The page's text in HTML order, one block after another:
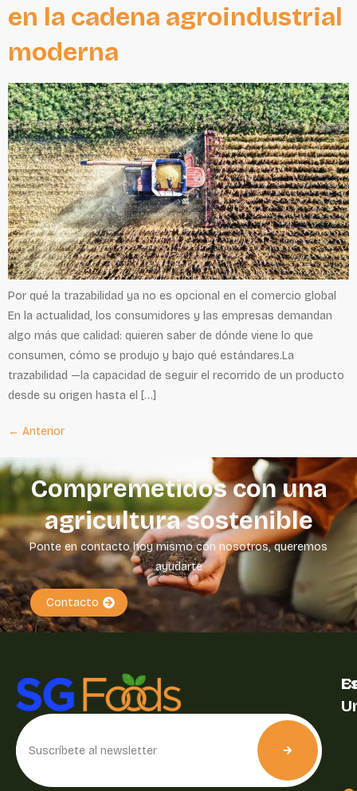
en la cadena agroindustrial
moderna
Por qué la trazabilidad ya no es opcional en el comercio global
En la actualidad, los consumidores y las empresas demandan
algo más que calidad: quieren saber de dónde viene lo que
consumen, cómo se produjo y bajo qué estándares.La
trazabilidad —la capacidad de seguir el recorrido de un producto
desde su origen hasta el […]
← Anterior
Compremetidos con una
agricultura sostenible
Ponte en contacto hoy mismo con nosotros, queremos
ayudarte
Contacto